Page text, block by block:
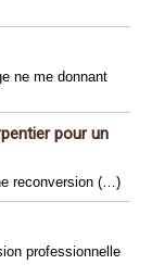
ne me donnant
pour un
reconversion (…)
professionnelle